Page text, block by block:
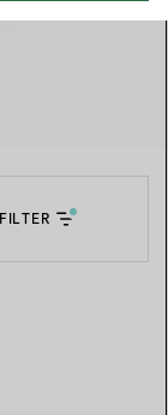
FILTER